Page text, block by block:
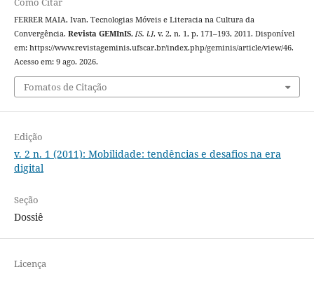
FERRER MAIA, Ivan. Tecnologias Móveis e Literacia na Cultura da
Convergência. Revista GEMInIS, [S. l.], v. 2, n. 1, p. 171–193, 2011. Disponível
em: https://www.revistageminis.ufscar.br/index.php/geminis/article/view/46.
Acesso em: 9 ago. 2026.
Fomatos de Citação
Edição
v. 2 n. 1 (2011): Mobilidade: tendências e desafios na era
digital
Seção
Dossiê
Licença